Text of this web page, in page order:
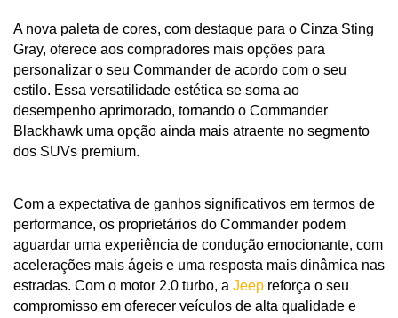
A nova paleta de cores, com destaque para o Cinza Sting
Gray, oferece aos compradores mais opções para
personalizar o seu Commander de acordo com o seu
estilo. Essa versatilidade estética se soma ao
desempenho aprimorado, tornando o Commander
Blackhawk uma opção ainda mais atraente no segmento
dos SUVs premium.
Com a expectativa de ganhos significativos em termos de
performance, os proprietários do Commander podem
aguardar uma experiência de condução emocionante, com
acelerações mais ágeis e uma resposta mais dinâmica nas
estradas. Com o motor 2.0 turbo, a Jeep reforça o seu
compromisso em oferecer veículos de alta qualidade e